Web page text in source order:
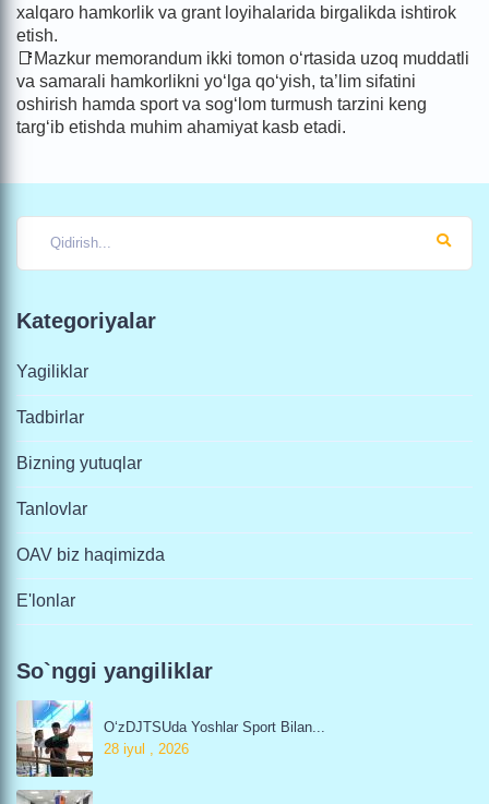
xalqaro hamkorlik va grant loyihalarida birgalikda ishtirok
etish.
📑Mazkur memorandum ikki tomon o‘rtasida uzoq muddatli
va samarali hamkorlikni yo‘lga qo‘yish, ta’lim sifatini
oshirish hamda sport va sog‘lom turmush tarzini keng
targ‘ib etishda muhim ahamiyat kasb etadi.
Kategoriyalar
Yagiliklar
Tadbirlar
Bizning yutuqlar
Tanlovlar
OAV biz haqimizda
E'lonlar
So`nggi yangiliklar
O‘zDJTSUda Yoshlar Sport Bilan...
28 iyul , 2026